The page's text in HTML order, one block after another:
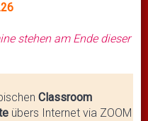
stehen am Ende dieser
Classroom
übers Internet via ZOOM